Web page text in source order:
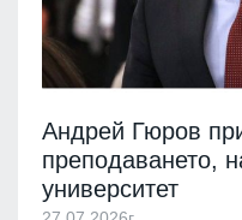
Андрей Гюров
преподаването,
университет